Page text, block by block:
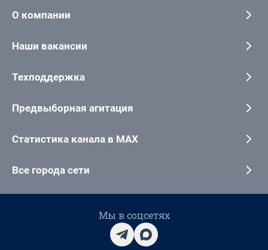
О компании
Наши вакансии
Техподдержка
Предвыборная агитация
Статистика канала в MAX
Все города сети
Мы в соцсетях